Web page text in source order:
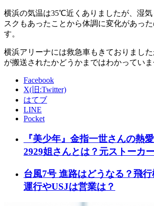
横浜の気温は35℃近くありましたが、湿気
スクもあったことから体調に変化があっ
す。
横浜アリーナには救急車もきておりまし
が搬送されたかどうかまではわかっていま
Facebook
X(旧:Twitter)
はてブ
LINE
Pocket
『美少年』金指一世さんの熱
2929姐さんとは？元ストーカ
台風7号 進路はどうなる？飛
運行やUSJは営業は？